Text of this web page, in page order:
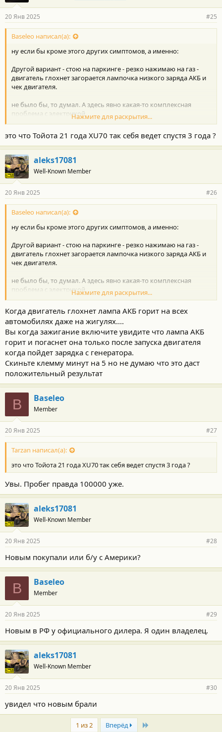
20 Янв 2025 #25
Baseleo написал(а):
ну если бы кроме этого других симптомов, а именно:
Другой вариант - стою на паркинге - резко нажимаю на газ -
двигатель глохнет загорается лампочка низкого заряда АКБ и
чек двигателя.
не было бы, то думал. А здесь явно какая-то комплексная
проблема с электрикой.
Сброс клеммы АКБ "лечит" мозги электронике на этих
машинах? Или только в сервис на эвакуаторе?
Нажмите для раскрытия...
это что Тойота 21 года XU70 так себя ведет спустя 3 года ?
aleks17081
Well-Known Member
20 Янв 2025 #26
Baseleo написал(а):
ну если бы кроме этого других симптомов, а именно:
Другой вариант - стою на паркинге - резко нажимаю на газ -
двигатель глохнет загорается лампочка низкого заряда АКБ и
чек двигателя.
не было бы, то думал. А здесь явно какая-то комплексная
проблема с электрикой.
Сброс клеммы АКБ "лечит" мозги электронике на этих
машинах? Или только в сервис на эвакуаторе?
Нажмите для раскрытия...
Когда двигатель глохнет лампа АКБ горит на всех
автомобилях даже на жигулях....
Вы когда зажигание включите увидите что лампа АКБ
горит и погаснет она только после запуска двигателя
когда пойдет зарядка с генератора.
Скиньте клемму минут на 5 но не думаю что это даст
положительный результат
B Baseleo
Member
20 Янв 2025 #27
Tarzan написал(а):
это что Тойота 21 года XU70 так себя ведет спустя 3 года ?
Увы. Пробег правда 100000 уже.
aleks17081
Well-Known Member
20 Янв 2025 #28
Новым покупали или б/у с Америки?
B Baseleo
Member
20 Янв 2025 #29
Новым в РФ у официального дилера. Я один владелец.
aleks17081
Well-Known Member
20 Янв 2025 #30
увидел что новым брали
1 из 2 Вперёд Last